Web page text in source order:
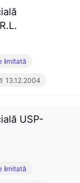
limitată
13.12.2004
USP-
limitată